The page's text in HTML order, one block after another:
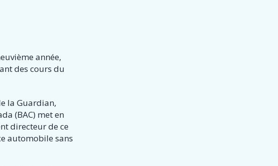
année,
des cours du
la Guardian,
(BAC) met en
directeur de ce
automobile sans